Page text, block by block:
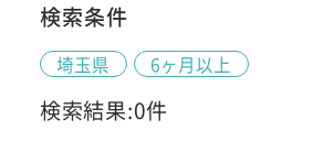
検索条件
埼玉県 6ヶ月以上
検索結果:0件